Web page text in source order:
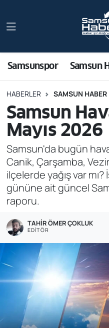
Samsunspor Samsun
HABERLER SAMSUN HABER
Samsun
Mayıs 2026
Samsun'da bugün
Canik, Çarşamba,
ilçelerde yağış var
gününe ait güncel
raporu.
TAHIR ÖMER ÇOKLUK
EDITÖR
Samsun Haber
Sağlık
Asayiş
Bilim ve Teknoloji
Bölge
Dünya
Ekonomi
Genel
Gündem
Özel Haber
POLİTİKA
Trafik Durumu
Süper Lig Puan
Tüm Manşetler
Son Dakika Haberleri
Haber Arşivi